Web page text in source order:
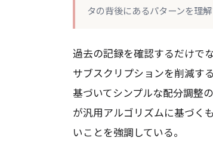
タの背後にあるパターンを理解
過去の記録を確認するだけで
サブスクリプションを削減す
基づいてシンプルな配分調整
が汎用アルゴリズムに基づく
いことを強調している。